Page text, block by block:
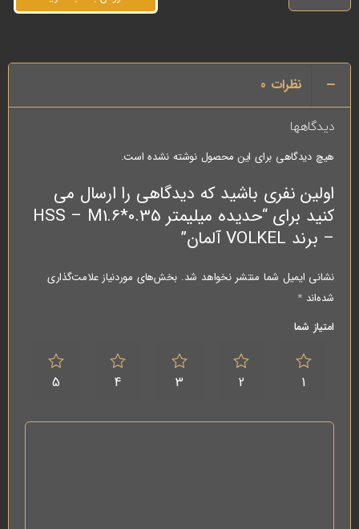
نظرات 0
دیدگاهها
هیچ دیدگاهی برای این محصول نوشته نشده است.
اولین نفری باشید که دیدگاهی را ارسال می
کنید برای “حدیده میلیمتر HSS – M1.6*0.35
– برند VOLKEL آلمان”
نشانی ایمیل شما منتشر نخواهد شد. بخش‌های موردنیاز علامت‌گذاری
شده‌اند*
امتیاز شما
1
2
3
4
5